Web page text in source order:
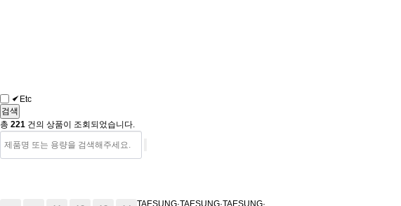
Etc
총 221 건의 상품이 조회되었습니다.
TAESUNG·TAESUNG·TAESUNG·